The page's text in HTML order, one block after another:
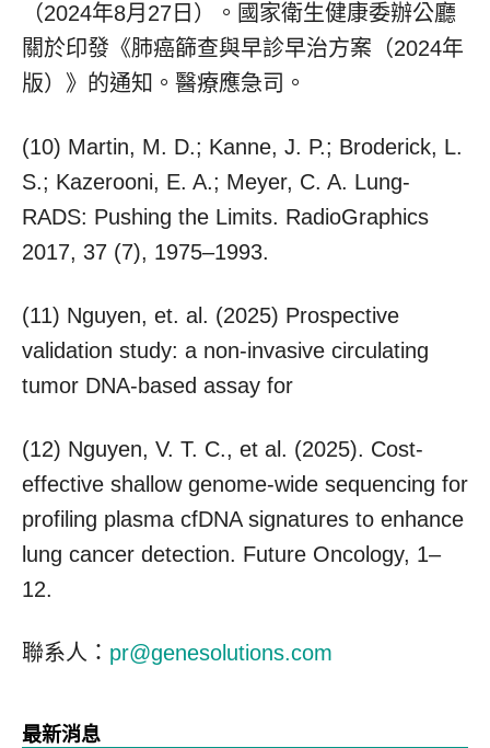
（2024年8月27日）。國家衛生健康委辦公廳
關於印發《肺癌篩查與早診早治方案（2024年
版）》的通知。醫療應急司。
(10) Martin, M. D.; Kanne, J. P.; Broderick, L.
S.; Kazerooni, E. A.; Meyer, C. A. Lung-
RADS: Pushing the Limits. RadioGraphics
2017, 37 (7), 1975–1993.
(11) Nguyen, et. al. (2025) Prospective
validation study: a non-invasive circulating
tumor DNA-based assay for
(12) Nguyen, V. T. C., et al. (2025). Cost-
effective shallow genome-wide sequencing for
profiling plasma cfDNA signatures to enhance
lung cancer detection. Future Oncology, 1–
12.
聯系人： pr@genesolutions.com
最新消息